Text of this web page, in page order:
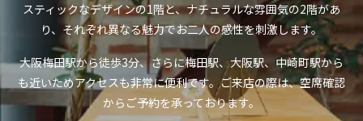
スティックなデザインの1階と、ナチュラルな雰囲気の2階があ
り、それぞれ異なる魅力でお二人の感性を刺激します。
大阪梅田駅から徒歩3分、さらに梅田駅、大阪駅、中崎町駅から
も近いためアクセスも非常に便利です。ご来店の際は、空席確認
からご予約を承っております。